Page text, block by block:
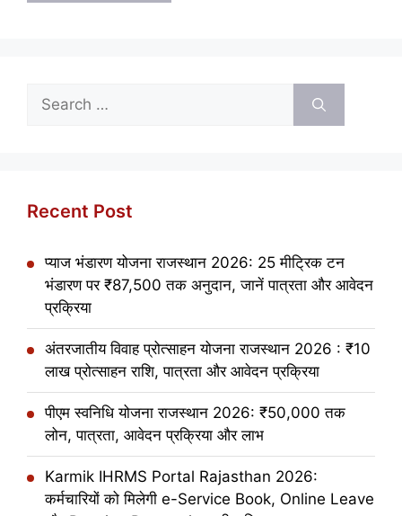
Search
for:
Recent Post
प्याज भंडारण योजना राजस्थान 2026: 25 मीट्रिक टन
भंडारण पर ₹87,500 तक अनुदान, जानें पात्रता और आवेदन
प्रक्रिया
अंतरजातीय विवाह प्रोत्साहन योजना राजस्थान 2026 : ₹10
लाख प्रोत्साहन राशि, पात्रता और आवेदन प्रक्रिया
पीएम स्वनिधि योजना राजस्थान 2026: ₹50,000 तक
लोन, पात्रता, आवेदन प्रक्रिया और लाभ
Karmik IHRMS Portal Rajasthan 2026:
कर्मचारियों को मिलेगी e-Service Book, Online Leave